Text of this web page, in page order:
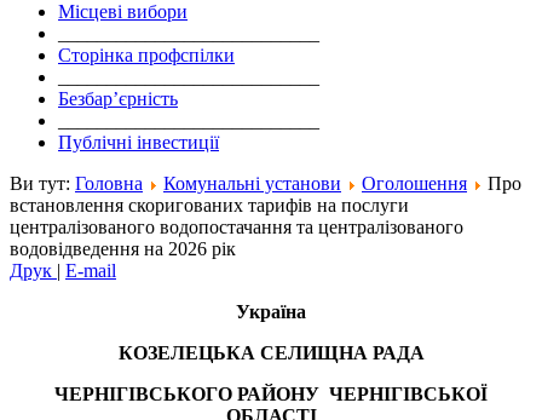
Місцеві вибори
Сторінка профспілки
Безбар’єрність
Публічні інвестиції
Ви тут: Головна Комунальні установи Оголошення
Про
встановлення скоригованих тарифів на послуги
централізованого водопостачання та централізованого
водовідведення на 2026 рік
Друк | E-mail
Україна
КОЗЕЛЕЦЬКА СЕЛИЩНА РАДА
ЧЕРНІГІВСЬКОГО РАЙОНУ ЧЕРНІГІВСЬКОЇ